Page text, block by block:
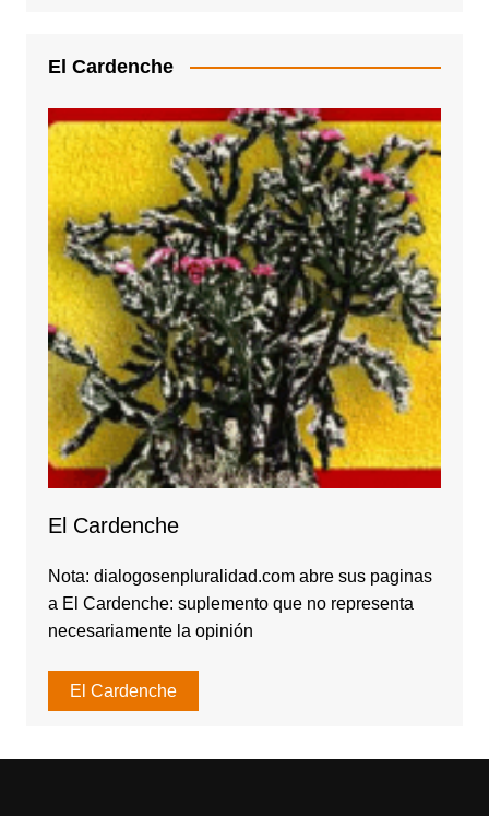
El Cardenche
El Cardenche
Nota: dialogosenpluralidad.com abre sus paginas
a El Cardenche: suplemento que no representa
necesariamente la opinión
El Cardenche